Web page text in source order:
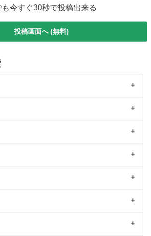
も今すぐ30秒で投稿出来る
投稿画面へ (無料)